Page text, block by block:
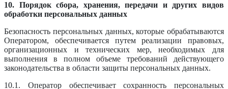
10. Порядок сбора, хранения, передачи и других видов
обработки персональных данных
Безопасность персональных данных, которые обрабатываются
Оператором, обеспечивается путем реализации правовых,
организационных и технических мер, необходимых для
выполнения в полном объеме требований действующего
законодательства в области защиты персональных данных.
10.1. Оператор обеспечивает сохранность персональных